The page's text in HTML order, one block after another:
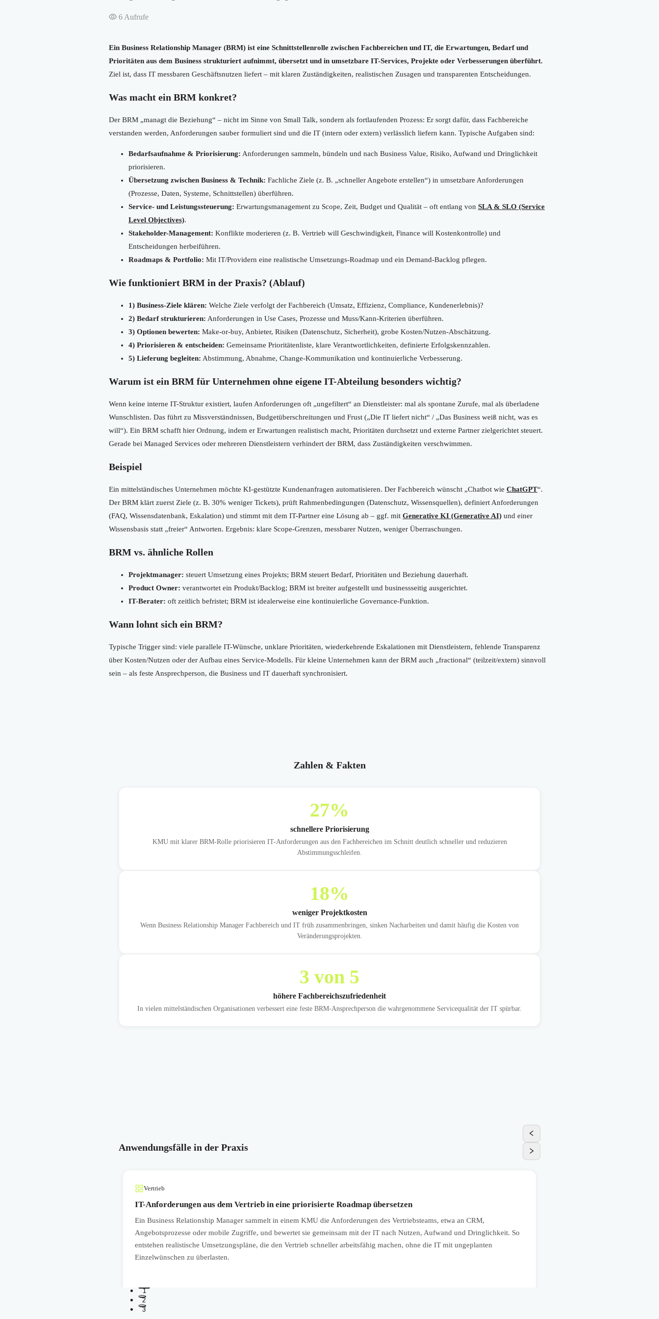
6 Aufrufe
Ein Business Relationship Manager (BRM) ist eine Schnittstellenrolle zwischen Fachbereichen und IT, die Erwartungen, Bedarf und
Prioritäten aus dem Business strukturiert aufnimmt, übersetzt und in umsetzbare IT-Services, Projekte oder Verbesserungen überführt.
Ziel ist, dass IT messbaren Geschäftsnutzen liefert – mit klaren Zuständigkeiten, realistischen Zusagen und transparenten Entscheidungen.
Was macht ein BRM konkret?
Der BRM „managt die Beziehung“ – nicht im Sinne von Small Talk, sondern als fortlaufenden Prozess: Er sorgt dafür, dass Fachbereiche
verstanden werden, Anforderungen sauber formuliert sind und die IT (intern oder extern) verlässlich liefern kann. Typische Aufgaben sind:
Bedarfsaufnahme & Priorisierung: Anforderungen sammeln, bündeln und nach Business Value, Risiko, Aufwand und Dringlichkeit
priorisieren.
Übersetzung zwischen Business & Technik: Fachliche Ziele (z. B. „schneller Angebote erstellen“) in umsetzbare Anforderungen
(Prozesse, Daten, Systeme, Schnittstellen) überführen.
Service- und Leistungssteuerung: Erwartungsmanagement zu Scope, Zeit, Budget und Qualität – oft entlang von SLA & SLO (Service
Level Objectives).
Stakeholder-Management: Konflikte moderieren (z. B. Vertrieb will Geschwindigkeit, Finance will Kostenkontrolle) und
Entscheidungen herbeiführen.
Roadmaps & Portfolio: Mit IT/Providern eine realistische Umsetzungs-Roadmap und ein Demand-Backlog pflegen.
Wie funktioniert BRM in der Praxis? (Ablauf)
1) Business-Ziele klären: Welche Ziele verfolgt der Fachbereich (Umsatz, Effizienz, Compliance, Kundenerlebnis)?
2) Bedarf strukturieren: Anforderungen in Use Cases, Prozesse und Muss/Kann-Kriterien überführen.
3) Optionen bewerten: Make-or-buy, Anbieter, Risiken (Datenschutz, Sicherheit), grobe Kosten/Nutzen-Abschätzung.
4) Priorisieren & entscheiden: Gemeinsame Prioritätenliste, klare Verantwortlichkeiten, definierte Erfolgskennzahlen.
5) Lieferung begleiten: Abstimmung, Abnahme, Change-Kommunikation und kontinuierliche Verbesserung.
Warum ist ein BRM für Unternehmen ohne eigene IT-Abteilung besonders wichtig?
Wenn keine interne IT-Struktur existiert, laufen Anforderungen oft „ungefiltert“ an Dienstleister: mal als spontane Zurufe, mal als überladene
Wunschlisten. Das führt zu Missverständnissen, Budgetüberschreitungen und Frust („Die IT liefert nicht“ / „Das Business weiß nicht, was es
will“). Ein BRM schafft hier Ordnung, indem er Erwartungen realistisch macht, Prioritäten durchsetzt und externe Partner zielgerichtet steuert.
Gerade bei Managed Services oder mehreren Dienstleistern verhindert der BRM, dass Zuständigkeiten verschwimmen.
Beispiel
Ein mittelständisches Unternehmen möchte KI-gestützte Kundenanfragen automatisieren. Der Fachbereich wünscht „Chatbot wie ChatGPT“.
Der BRM klärt zuerst Ziele (z. B. 30% weniger Tickets), prüft Rahmenbedingungen (Datenschutz, Wissensquellen), definiert Anforderungen
(FAQ, Wissensdatenbank, Eskalation) und stimmt mit dem IT-Partner eine Lösung ab – ggf. mit Generative KI (Generative AI) und einer
Wissensbasis statt „freier“ Antworten. Ergebnis: klare Scope-Grenzen, messbarer Nutzen, weniger Überraschungen.
BRM vs. ähnliche Rollen
Projektmanager: steuert Umsetzung eines Projekts; BRM steuert Bedarf, Prioritäten und Beziehung dauerhaft.
Product Owner: verantwortet ein Produkt/Backlog; BRM ist breiter aufgestellt und businessseitig ausgerichtet.
IT-Berater: oft zeitlich befristet; BRM ist idealerweise eine kontinuierliche Governance-Funktion.
Wann lohnt sich ein BRM?
Typische Trigger sind: viele parallele IT-Wünsche, unklare Prioritäten, wiederkehrende Eskalationen mit Dienstleistern, fehlende Transparenz
über Kosten/Nutzen oder der Aufbau eines Service-Modells. Für kleine Unternehmen kann der BRM auch „fractional“ (teilzeit/extern) sinnvoll
sein – als feste Ansprechperson, die Business und IT dauerhaft synchronisiert.
Zahlen & Fakten
27%
schnellere Priorisierung
KMU mit klarer BRM-Rolle priorisieren IT-Anforderungen aus den Fachbereichen im Schnitt deutlich schneller und reduzieren
Abstimmungsschleifen.
18%
weniger Projektkosten
Wenn Business Relationship Manager Fachbereich und IT früh zusammenbringen, sinken Nacharbeiten und damit häufig die Kosten von
Veränderungsprojekten.
3 von 5
höhere Fachbereichszufriedenheit
In vielen mittelständischen Organisationen verbessert eine feste BRM-Ansprechperson die wahrgenommene Servicequalität der IT spürbar.
Anwendungsfälle in der Praxis
Vertrieb
IT-Anforderungen aus dem Vertrieb in eine priorisierte Roadmap übersetzen
Ein Business Relationship Manager sammelt in einem KMU die Anforderungen des Vertriebsteams, etwa an CRM,
Angebotsprozesse oder mobile Zugriffe, und bewertet sie gemeinsam mit der IT nach Nutzen, Aufwand und Dringlichkeit. So
entstehen realistische Umsetzungspläne, die den Vertrieb schneller arbeitsfähig machen, ohne die IT mit ungeplanten
Einzelwünschen zu überlasten.
1
2
3